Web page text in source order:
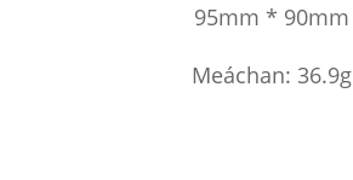
95mm * 90mm
Meáchan: 36.9g